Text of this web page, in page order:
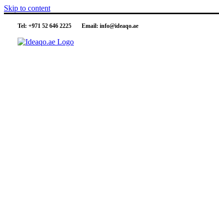
Skip to content
Tel: +971 52 646 2225 Email: info@ideaqo.ae